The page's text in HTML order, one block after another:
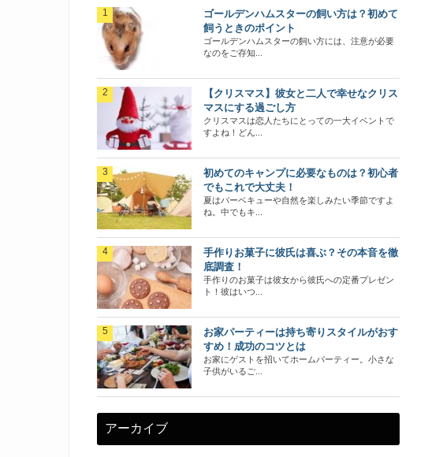
ゴールデンハムスターの飼い方は？初めて
飼うときのポイント
ゴールデンハムスターの飼い方には、注意が必要
なのをご存知...
【クリスマス】彼女と二人で幸せなクリス
マスにする過ごし方
クリスマスは恋人たちにとっての一大イベントで
すよね！どん...
初めてのキャンプに必要なものは？初心者
でもこれで大丈夫！
夏はバーベキューや自然を楽しみたい季節ですよ
ね。中でもキ...
手作りお菓子に彼氏は喜ぶ？その本音を徹
底調査！
手作りのお菓子は彼女から彼氏への定番プレゼン
ト！彼はいつ...
お家パーティーは持ち寄りスタイルがおす
すめ！成功のコツとは
お家にゲストを招いてホームパーティー。小さな
子供がいるご...
アーカイブ